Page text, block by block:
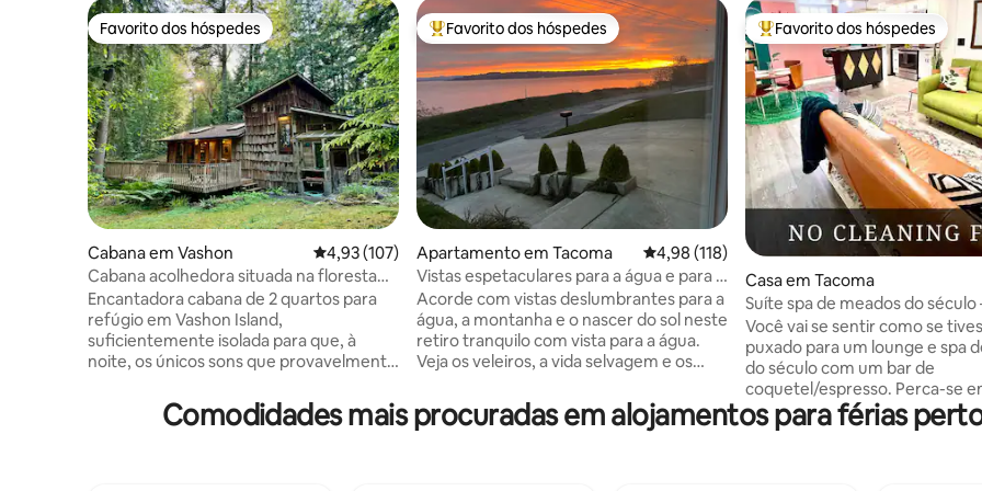
Favorito dos hóspedes
Favorito dos hóspedes
Cabana em Vashon Classificação média de 4,93 em 5 estrelas, 107avaliações
4,93 (107)
Cabana acolhedora situada na floresta
de Vashon's Huckleberry
Encantadora cabana de 2 quartos para
refúgio em Vashon Island,
suficientemente isolada para que, à
noite, os únicos sons que provavelmente
das corujas residentes, mas a menos de
15 minutos dos cafés, das lojas e da
Favoritos dos hóspedes mais apreciados
Favorito dos hóspedes
Apartamento em Tacoma Classificação média de 4,98 em 5 estrelas,
4,98 (118)
Vistas espetaculares para a água e para a
montanha
Acorde com vistas deslumbrantes para a
água, a montanha e o nascer do sol neste
retiro tranquilo com vista para a água.
Veja os veleiros, a vida selvagem e os
ou exterior acolhedor. Localizado na área
procurada de Waterview, desfrutará de
Favoritos dos hóspedes mais
Favorito dos hóspedes
Casa em Tacoma
Suíte spa de meados do
chuveiro duplo e banheira de
Você vai se sentir como se
puxado para um lounge e spa
do século com um bar de
coquetel/espresso. Perca-se
banheiro deslumbrante com
duplos lado a lado e banheira
Comodidades mais procuradas em alojamentos para férias